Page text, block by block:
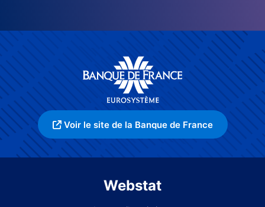
Voir le site de la Banque de France
Webstat